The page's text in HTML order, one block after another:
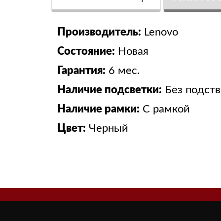
Производитель: Lenovo
Состояние: Новая
Гарантия: 6 мес.
Наличие подсветки: Без
Наличие рамки: С рамкой
Цвет: Черный